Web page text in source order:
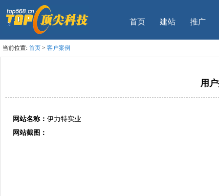
首页 建站 推广
当前位置: 首页 > 客户案例
用
网站名称： 伊力特实业
网站截图：